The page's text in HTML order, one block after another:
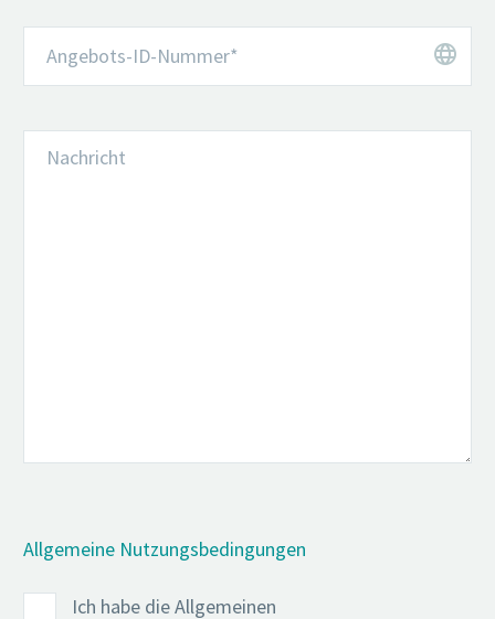
Allgemeine Nutzungsbedingungen
Ich habe die Allgemeinen